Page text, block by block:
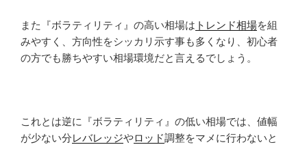
また『ボラティリティ』の高い相場は トレンド相場を組
みやすく、方向性をシッカリ示す事も多くなり、初心者
の方でも勝ちやすい相場環境だと言えるでしょう。
これとは逆に『ボラティリティ』の低い相場では、値幅
が少ない分レバレッジやロッド調整をマメに行わないと